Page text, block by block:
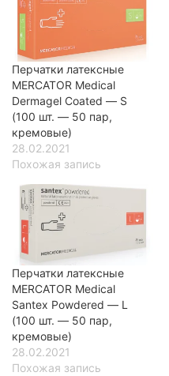
Перчатки латексные
MERCATOR Medical
Dermagel Coated — S
(100 шт. — 50 пар,
кремовые)
28.02.2021
Похожая запись
Перчатки латексные
MERCATOR Medical
Santex Powdered — L
(100 шт. — 50 пар,
кремовые)
28.02.2021
Похожая запись